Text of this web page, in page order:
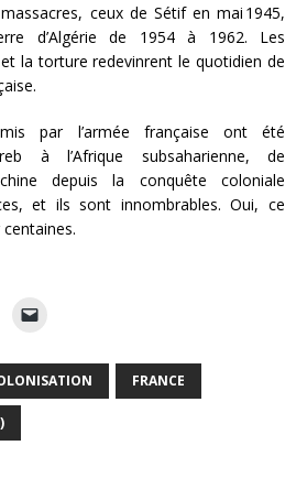
ceux de Sétif en mai 1945,
d’Algérie de 1954 à 1962. Les
la torture redevinrent le quotidien de
par l’armée française ont été
à l’Afrique subsaharienne, de
depuis la conquête coloniale
et ils sont innombrables. Oui, ce
FRANCE